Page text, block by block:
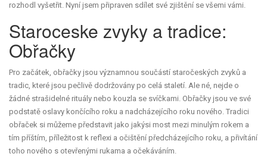
rozhodl vyšetřit. Nyní jsem připraven sdílet své zjištění se všemi vámi.
Staroceske zvyky a tradice:
Obřačky
Pro začátek, obřačky jsou významnou součástí staročeských zvyků a
tradic, které jsou pečlivě dodržovány po celá staletí. Ale né, nejde o
žádné strašidelné rituály nebo kouzla se svíčkami. Obřačky jsou ve své
podstatě oslavy končícího roku a nadcházejícího roku nového. Tradici
obřaček si můžeme představit jako jakýsi most mezi minulým rokem a
tím příštím, příležitost k reflexi a očištění předcházejícího roku, a přivítání
toho nového s otevřenými rukama a očekáváním.